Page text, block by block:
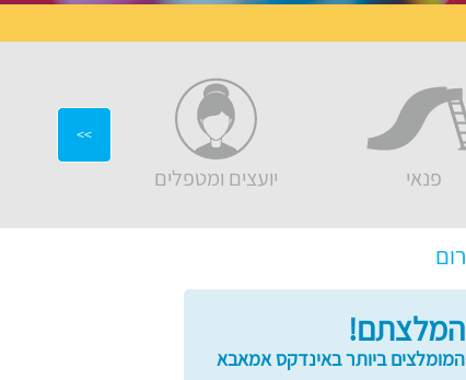
>>
פנאי יועצים ומטפלים
ביותר באינדקס אמאבא